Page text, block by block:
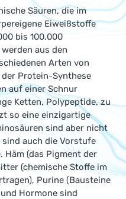
Säuren, die im
Eiweißstoffe
bis 100.000
aus den
Arten von
Protein-Synthese
auf einer Schnur
Ketten, Polypeptide, zu
so eine einzigartige
sind aber nicht
auch die Vorstufe
(das Pigment der
(chemische Stoffe im
Purine (Bausteine
Hormone sind